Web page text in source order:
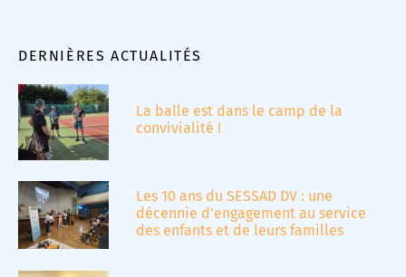
DERNIÈRES ACTUALITÉS
La balle est dans le camp de la
convivialité !
Les 10 ans du SESSAD DV : une
décennie d’engagement au service
des enfants et de leurs familles